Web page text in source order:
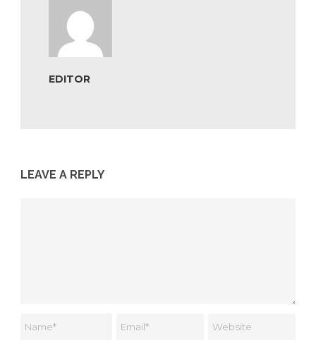
EDITOR
LEAVE A REPLY